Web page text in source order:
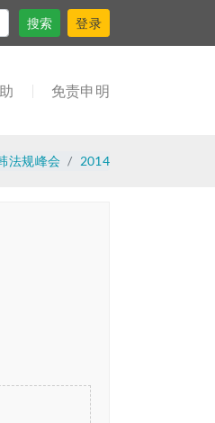
搜索 登录
免责申明
法规峰会 2014